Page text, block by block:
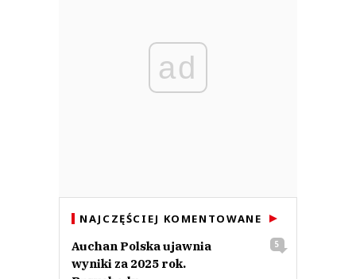
ad
NAJCZĘŚCIEJ KOMENTOWANE
Auchan Polska ujawnia
wyniki za 2025 rok.
5